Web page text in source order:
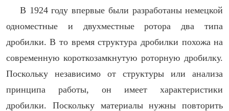
В 1924 году впервые были разработаны немецкой
одноместные и двухместные ротора два типа
дробилки. В то время структура дробилки похожа на
современную короткозамкнутую роторную дробилку.
Поскольку независимо от структуры или анализа
принципа работы, он имеет характеристики
дробилки. Поскольку материалы нужны повторить